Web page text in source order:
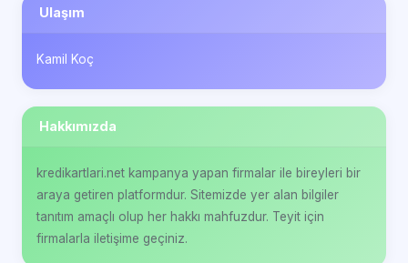
Ulaşım
Kamil Koç
Hakkımızda
kredikartlari.net kampanya yapan firmalar ile bireyleri bir
araya getiren platformdur. Sitemizde yer alan bilgiler
tanıtım amaçlı olup her hakkı mahfuzdur. Teyit için
firmalarla iletişime geçiniz.